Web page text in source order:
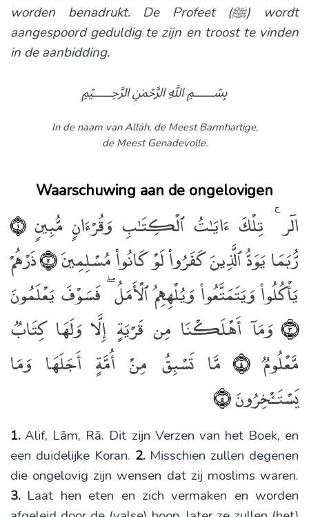
worden benadrukt. De Profeet (ﷺ) wordt
aangespoord geduldig te zijn en troost te vinden
in de aanbidding.
In de naam van Allāh, de Meest Barmhartige,
de Meest Genadevolle.
﷽
Waarschuwing aan de ongelovigen
1. Alif, Lām, Rā. Dit zijn Verzen van het Boek, en
een duidelijke Koran. 2. Misschien zullen degenen
die ongelovig zijn wensen dat zij moslims waren.
3. Laat hen eten en zich vermaken en worden
الٓر ۚ تِلْكَ ءَايَـٰتُ ٱلْكِتَـٰبِ وَقُرْءَانٍۢ مُّبِينٍۢ﴿١﴾
رُّبَمَا يَوَدُّ ٱلَّذِينَ كَفَرُوا۟ لَوْ كَانُوا۟ مُسْلِمِينَ﴿٢﴾ ذَرْهُمْ
يَأْكُلُوا۟ وَيَتَمَتَّعُوا۟ وَيُلْهِهِمُ ٱلْأَمَلُ ۖ فَسَوْفَ يَعْلَمُونَ
﴿٣﴾
وَمَآ أَهْلَكْنَا مِن قَرْيَةٍ إِلَّا وَلَهَا كِتَابٌۭ
مَّعْلُومٌۭ﴿٤﴾
مَّا تَسْبِقُ مِنْ أُمَّةٍ أَجَلَهَا وَمَا
يَسْتَـْٔخِرُونَ﴿٥﴾